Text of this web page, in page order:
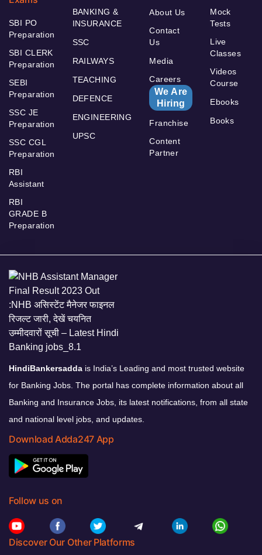
SBI PO
Preparation
SBI CLERK
Preparation
SEBI
Preparation
SSC JE
Preparation
SSC CGL
Preparation
RBI
Assistant
RBI
GRADE B
Preparation
BANKING &
INSURANCE
SSC
RAILWAYS
TEACHING
DEFENCE
ENGINEERING
UPSC
About Us
Contact
Us
Media
Careers
We Are
Hiring
Franchise
Content
Partner
Mock
Tests
Live
Classes
Videos
Course
Ebooks
Books
HindiBankersadda is India’s Leading and most trusted website
for Banking Jobs. The portal has complete information about all
Banking and Insurance Jobs, its latest notifications, from all state
and national level jobs, and updates.
Download Adda247 App
Follow us on
Discover Our Other Platforms